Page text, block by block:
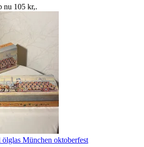
nu 105 kr,.
München oktoberfest